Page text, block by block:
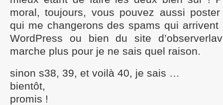
moral, toujours, vous pouvez aussi
qui me changerons des spams qui
WordPress ou bien du site
marche plus pour je ne sais quel raison.
sinon s38, 39, et voilà 40, je sais …
bientôt,
promis !